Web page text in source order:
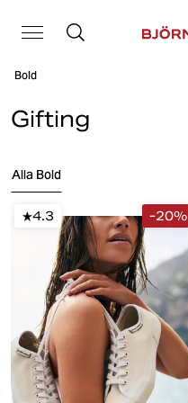
Bold
Gifting
Alla Bold
4.3 -20%